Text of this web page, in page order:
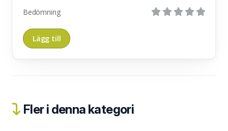
Bedömning
Fler i denna kategori